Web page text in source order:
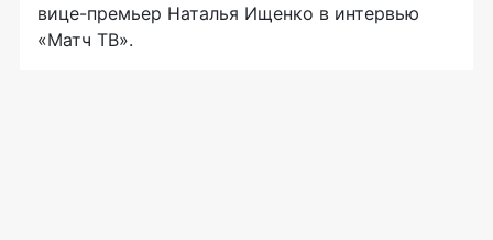
вице-премьер Наталья Ищенко в интервью
«Матч ТВ».